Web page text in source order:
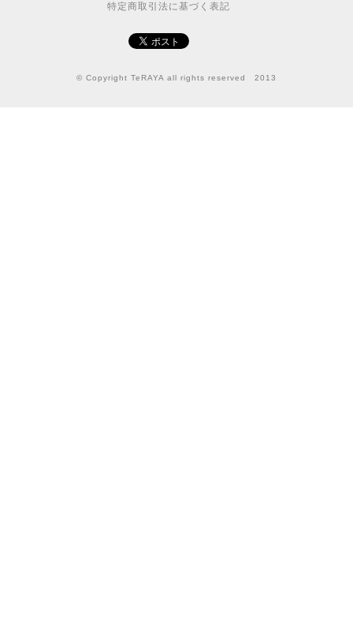
特定商取引法に基づく表記
© Copyright TeRAYA all rights reserved 2013